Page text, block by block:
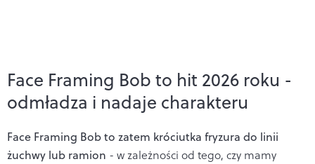
Face Framing Bob to hit 2026 roku -
odmładza i nadaje charakteru
Face Framing Bob to zatem króciutka fryzura do linii
żuchwy lub ramion - w zależności od tego, czy mamy